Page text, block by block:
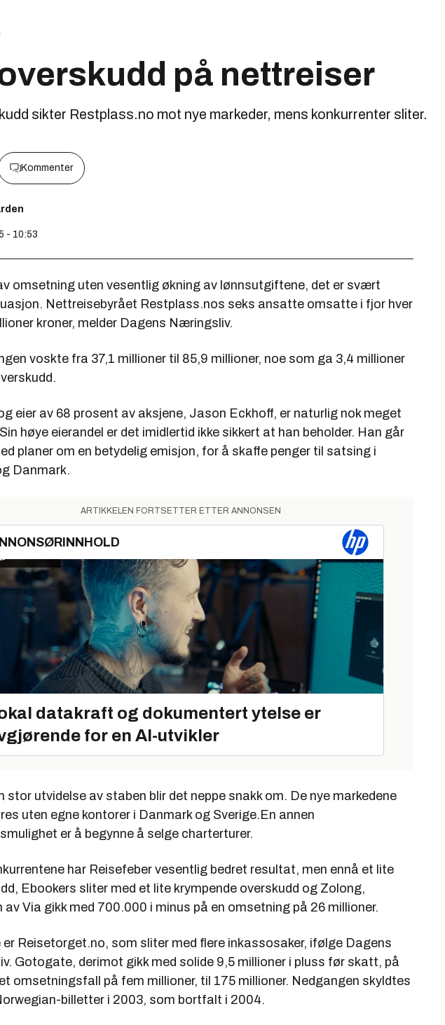
på nettreiser
sikter Restplass.no mot nye markeder, mens konkurrenter sliter.
Kommenter
- 10:53
omsetning uten vesentlig økning av lønnsutgiftene, det er svært
Nettreisebyrået Restplass.nos seks ansatte omsatte i fjor hver
kroner, melder Dagens Næringsliv.
voskte fra 37,1 millioner til 85,9 millioner, noe som ga 3,4 millioner
eier av 68 prosent av aksjene, Jason Eckhoff, er naturlig nok meget
høye eierandel er det imidlertid ikke sikkert at han beholder. Han går
planer om en betydelig emisjon, for å skaffe penger til satsing i
Danmark.
ARTIKKELEN FORTSETTER ETTER ANNONSEN
datakraft og dokumentert ytelse er
for en AI-utvikler
stor utvidelse av staben blir det neppe snakk om. De nye markedene
uten egne kontorer i Danmark og Sverige.En annen
er å begynne å selge charterturer.
har Reisefeber vesentlig bedret resultat, men ennå et lite
Ebookers sliter med et lite krympende overskudd og Zolong,
av Via gikk med 700.000 i minus på en omsetning på 26 millioner.
er Reisetorget.no, som sliter med flere inkassosaker, ifølge Dagens
Gotogate, derimot gikk med solide 9,5 millioner i pluss før skatt, på
omsetningsfall på fem millioner, til 175 millioner. Nedgangen skyldtes
billetter i 2003, som bortfalt i 2004.